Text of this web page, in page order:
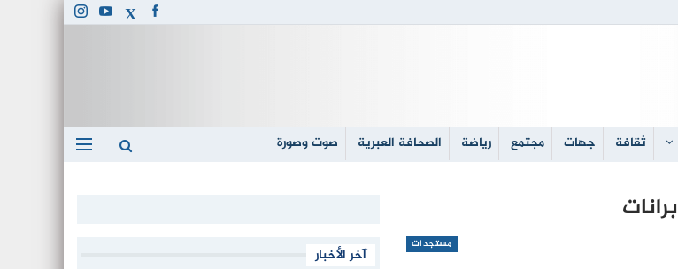
ثقافة جهات مجتمع رياضة الصحافة العبرية صوت وصورة
مستجدات
آخر الأخبار